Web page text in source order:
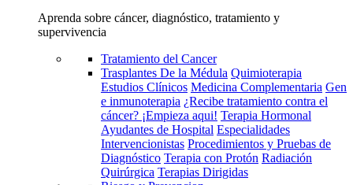
Aprenda sobre cáncer, diagnóstico, tratamiento y
supervivencia
Tratamiento del Cancer
Trasplantes De la Médula Quimioterapia
Estudios Clínicos Medicina Complementaria Gen
e inmunoterapia ¿Recibe tratamiento contra el
cáncer? ¡Empieza aqui! Terapia Hormonal
Ayudantes de Hospital Especialidades
Intervencionistas Procedimientos y Pruebas de
Diagnóstico Terapia con Protón Radiación
Quirúrgica Terapias Dirigidas